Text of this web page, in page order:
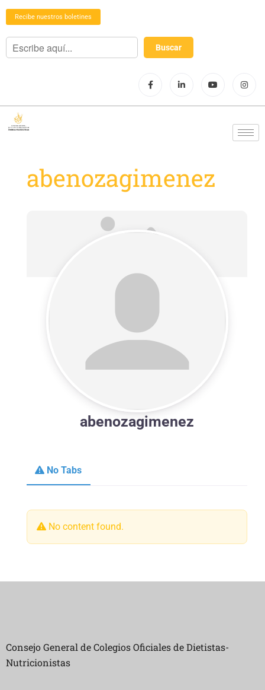
Recibe nuestros boletines
abenozagimenez
abenozagimenez
No Tabs
No content found.
Consejo General de Colegios Oficiales de Dietistas-
Nutricionistas